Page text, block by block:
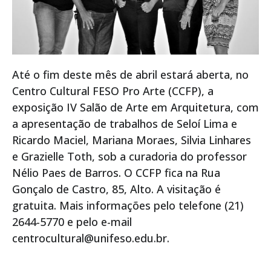
Até o fim deste mês de abril estará aberta, no
Centro Cultural FESO Pro Arte (CCFP), a
exposição IV Salão de Arte em Arquitetura, com
a apresentação de trabalhos de Seloí Lima e
Ricardo Maciel, Mariana Moraes, Silvia Linhares
e Grazielle Toth, sob a curadoria do professor
Nélio Paes de Barros. O CCFP fica na Rua
Gonçalo de Castro, 85, Alto. A visitação é
gratuita. Mais informações pelo telefone (21)
2644-5770 e pelo e-mail
centrocultural@unifeso.edu.br.